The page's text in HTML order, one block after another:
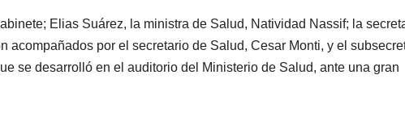
Elias Suárez, la ministra de Salud, Natividad Nassif; la
acompañados por el secretario de Salud, Cesar Monti, y el
se desarrolló en el auditorio del Ministerio de Salud, ante una gran